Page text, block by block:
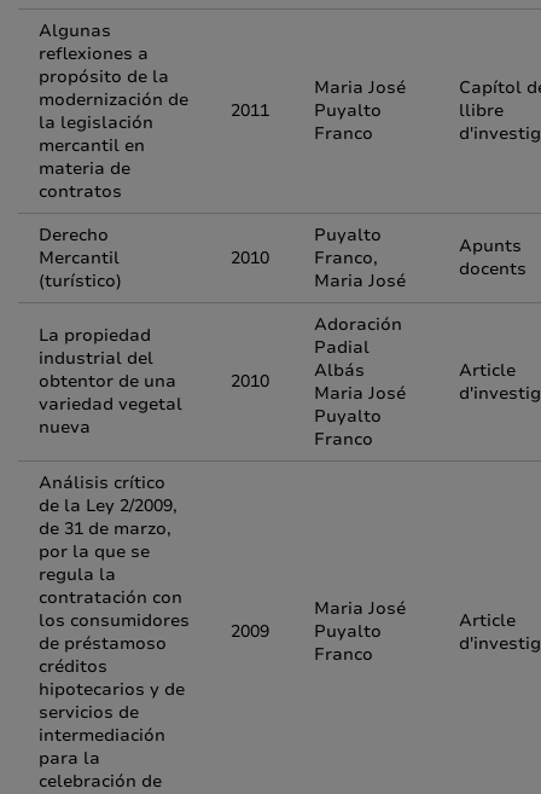
Algunas
reflexiones a
propósito de la
modernización de
la legislación
mercantil en
materia de
contratos
2011
Maria José
Puyalto
Franco
Capítol
llibre
Derecho
Mercantil
(turístico)
2010
Puyalto
Franco,
Maria José
Apunts
docents
La propiedad
industrial del
obtentor de una
variedad vegetal
nueva
2010
Adoración
Padial
Albás
Maria José
Puyalto
Franco
Article
Análisis crítico
de la Ley 2/2009,
de 31 de marzo,
por la que se
regula la
contratación con
los consumidores
de préstamoso
créditos
hipotecarios y de
servicios de
intermediación
para la
celebración de
2009
Maria José
Puyalto
Franco
Article